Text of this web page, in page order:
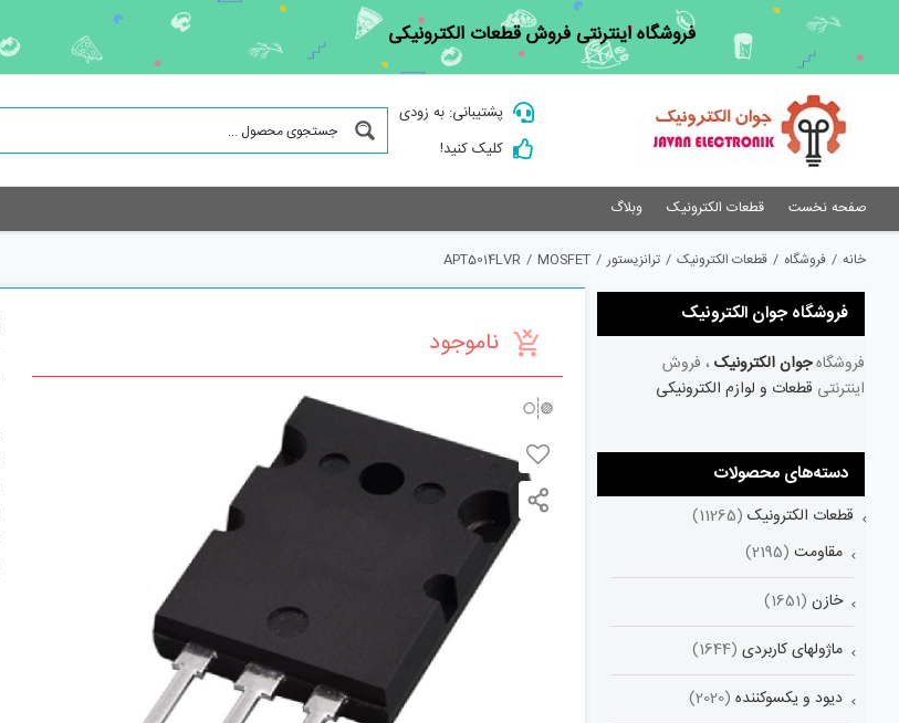
content
فروشگاه اینترنتی فروش قطعات الکترونیکی
پشتیبانی: به زودی
کلیک کنید!
صفحه نخست قطعات الکترونیک وبلاگ
خانه / فروشگاه / قطعات الکترونیک / ترانزیستور /
MOSFET
/
APT5014LVR
ناموجود
فروشگاه جوان الکترونیک
فروشگاهجوان الکترونیک ، فروش
اینترنتی قطعات و لوازم الکترونیکی
دسته‌های محصولات
قطعات الکترونیک (11265)
مقاومت (2195)
خازن (1651)
ماژولهای کاربردی (1644)
دیود و یکسوکننده (2020)